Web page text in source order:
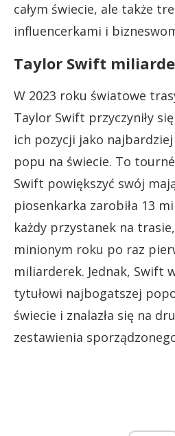
całym świecie, ale także
influencerkami i
Taylor Swift
W 2023 roku światowe
Taylor Swift przyczyniły
ich pozycji jako
popu na świecie. To
Swift powiększyć swój
piosenkarka zarobiła 13
każdy przystanek na
minionym roku po raz
miliarderek. Jednak, Swift
tytułowi najbogatszej
świecie i znalazła się na
zestawienia